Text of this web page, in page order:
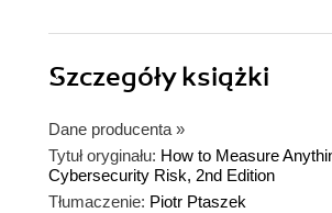
Szczegółyksiążki
Dane producenta »
Tytuł oryginału: How to Measure
Cybersecurity Risk, 2nd Edition
Tłumaczenie: Piotr Ptaszek